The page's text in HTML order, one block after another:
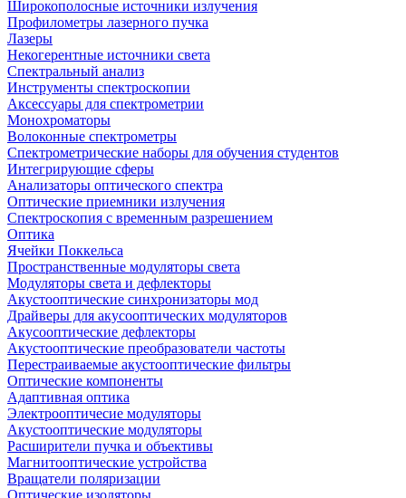
Широкополосные источники излучения
Профилометры лазерного пучка
Лазеры
Некогерентные источники света
Спектральный анализ
Инструменты спектроскопии
Аксессуары для спектрометрии
Монохроматоры
Волоконные спектрометры
Спектрометрические наборы для обучения студентов
Интегрирующие сферы
Анализаторы оптического спектра
Оптические приемники излучения
Спектроскопия с временным разрешением
Оптика
Ячейки Поккельса
Пространственные модуляторы света
Модуляторы света и дефлекторы
Акустооптические синхронизаторы мод
Драйверы для акусооптических модуляторов
Акусооптические дефлекторы
Акустооптические преобразователи частоты
Перестраиваемые акустооптические фильтры
Оптические компоненты
Адаптивная оптика
Электрооптичесие модуляторы
Акустооптические модуляторы
Расширители пучка и объективы
Магнитооптические устройства
Вращатели поляризации
Оптические изоляторы